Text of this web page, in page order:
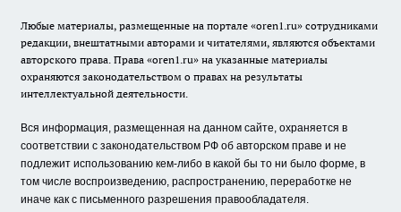
Любые материалы, размещенные на портале «oren1.ru» сотрудниками
редакции, внештатными авторами и читателями, являются объектами
авторского права. Права «oren1.ru» на указанные материалы
охраняются законодательством о правах на результаты
интеллектуальной деятельности.
Вся информация, размещенная на данном сайте, охраняется в
соответствии с законодательством РФ об авторском праве и не
подлежит использованию кем-либо в какой бы то ни было форме, в
том числе воспроизведению, распространению, переработке не
иначе как с письменного разрешения правообладателя.